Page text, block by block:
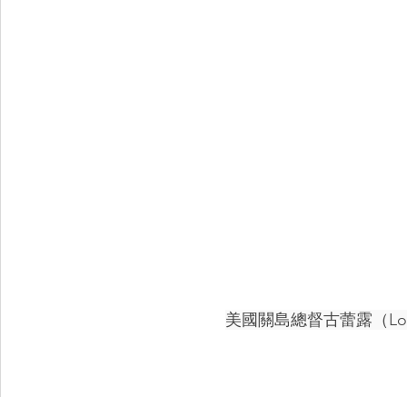
美國關島總督古蕾露（